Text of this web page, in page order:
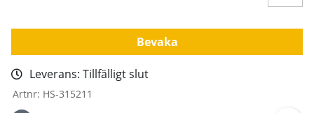
Bevaka
Leverans: Tillfälligt slut
Artnr: HS-315211